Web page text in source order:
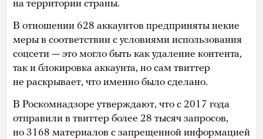
на территории страны.
В отношении 628 аккаунтов предприняты некие
меры в соответствии с условиями использования
соцсети — это могло быть как удаление контента,
так и блокировка аккаунта, но сам твиттер
не раскрывает, что именно было сделано.
В Роскомнадзоре утверждают, что с 2017 года
отправили в твиттер более 28 тысяч запросов,
но 3168 материалов с запрещенной информацией